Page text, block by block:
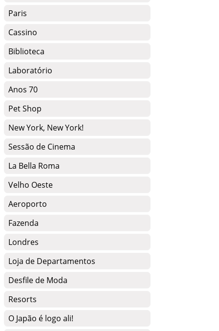
Paris
Cassino
Biblioteca
Laboratório
Anos 70
Pet Shop
New York, New York!
Sessão de Cinema
La Bella Roma
Velho Oeste
Aeroporto
Fazenda
Londres
Loja de Departamentos
Desfile de Moda
Resorts
O Japão é logo ali!